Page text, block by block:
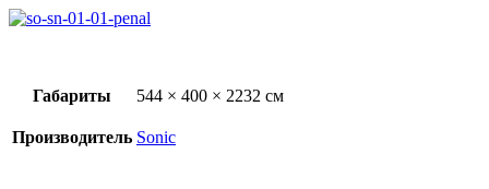
Габариты 544 × 400 × 2232 см
Производитель Sonic